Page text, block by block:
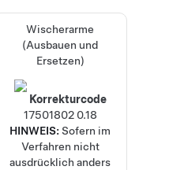
Wischerarme
(Ausbauen und
Ersetzen)
Korrekturcode
17501802 0.18
HINWEIS:Sofern im
Verfahren nicht
ausdrücklich anders